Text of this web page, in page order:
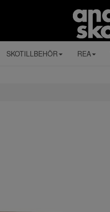
SKOTILLBEHÖR REA